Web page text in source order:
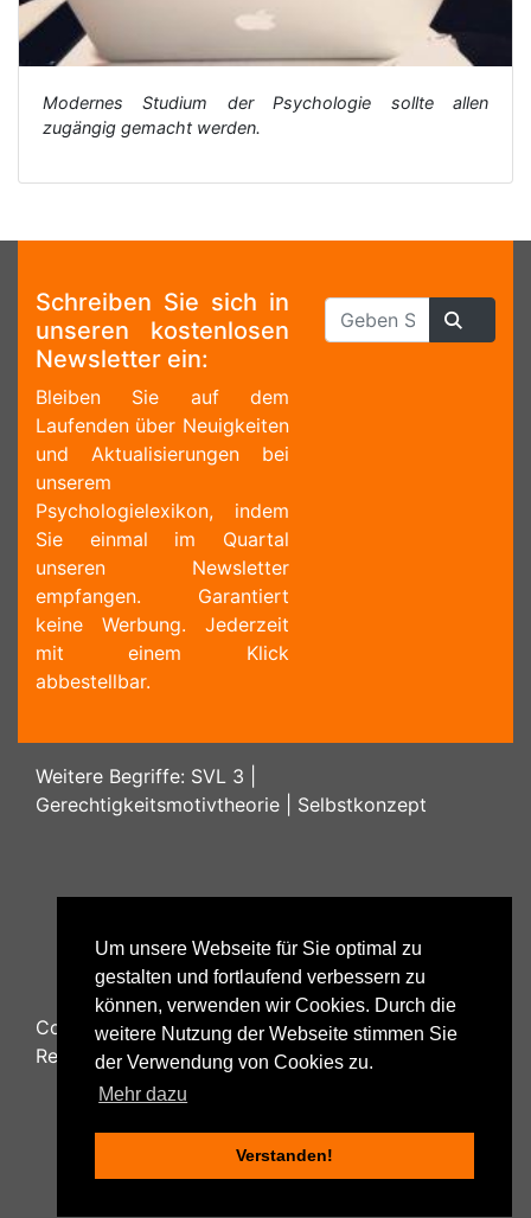
Um unsere Webseite für Sie optimal zu
gestalten und fortlaufend verbessern zu
können, verwenden wir Cookies. Durch die
weitere Nutzung der Webseite stimmen Sie
der Verwendung von Cookies zu.
Mehr dazu
Verstanden!
Modernes Studium der Psychologie sollte allen
zugängig gemacht werden.
Schreiben Sie sich in
unseren kostenlosen
Newsletter ein:
Bleiben Sie auf dem
Laufenden über Neuigkeiten
und Aktualisierungen bei
unserem
Psychologielexikon, indem
Sie einmal im Quartal
unseren Newsletter
empfangen. Garantiert
keine Werbung. Jederzeit
mit einem Klick
abbestellbar.
Weitere Begriffe: SVL 3
Gerechtigkeitsmotivtheorie
Selbstkonzept
Copyright © 2026Psychology48.com - All Rights
Reserved.
Datenschutzhinweise